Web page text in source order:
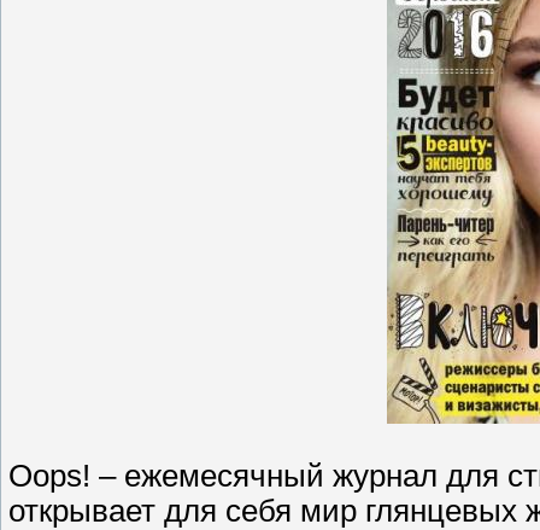
Oops! – ежемесячный журнал для
открывает для себя мир глянцевых